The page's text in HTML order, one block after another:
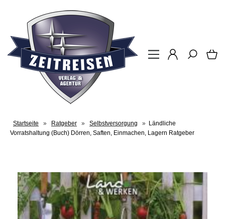
Startseite » Ratgeber » Selbstversorgung » Ländliche
Vorratshaltung (Buch) Dörren, Saften, Einmachen, Lagern Ratgeber